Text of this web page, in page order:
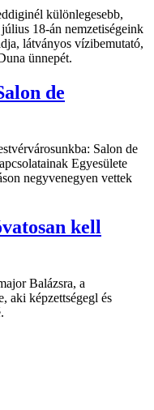
különlegesebb,
18-án nemzetiségeink
látványos vízibemutató,
ünnepét.
de
Salon de
Egyesülete
negyvenegyen vettek
kell
Balázsra, a
aki képzettségegl és